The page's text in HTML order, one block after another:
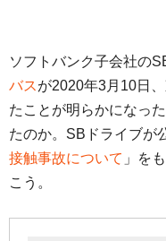
ソフトバンク子会社の
バスが2020年3月10日
たことが明らかになっ
たのか。SBドライブが
接触事故について 」を
こう。